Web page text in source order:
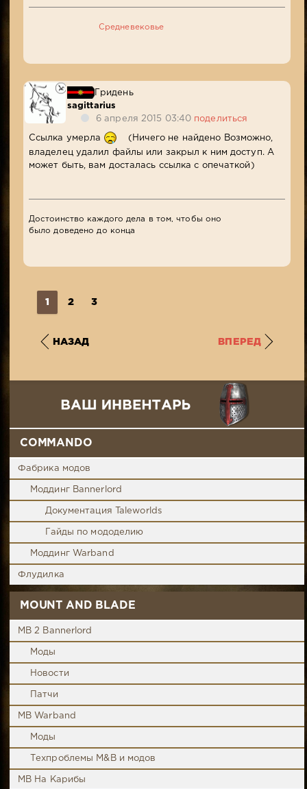
Средневековье
Гридень
sagittarius
6 апреля 2015 03:40 поделиться
Ссылка умерла
(Ничего не найдено Возможно,
владелец удалил файлы или закрыл к ним доступ. А
может быть, вам досталась ссылка с опечаткой)
Достоинство каждого дела в том, чтобы оно
было доведено до конца
1 2 3
НАЗАД ВПЕРЕД
COMMANDO
Фабрика модов
Моддинг Bannerlord
Документация Taleworlds
Гайды по мододелию
Моддинг Warband
Флудилка
MOUNT AND BLADE
MB 2 Bannerlord
Моды
Новости
Патчи
MB Warband
Моды
Техпроблемы M&B и модов
MB На Карибы